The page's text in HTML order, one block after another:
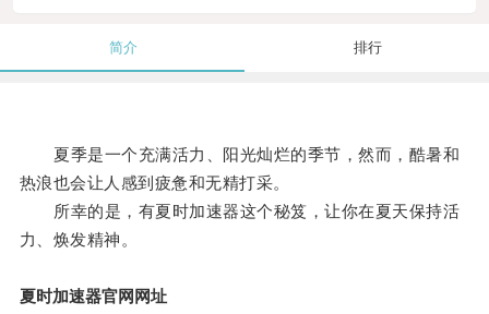
简介 排行
夏季是一个充满活力、阳光灿烂的季节，然而，酷暑和
热浪也会让人感到疲惫和无精打采。
所幸的是，有夏时加速器这个秘笈，让你在夏天保持活
力、焕发精神。
夏时加速器官网网址